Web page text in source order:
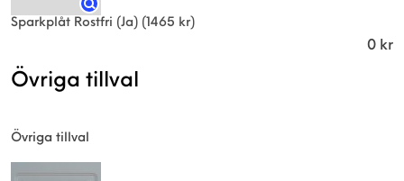
Sparkplåt Rostfri (Ja) (1465 kr)
0 kr
Övriga tillval
Övriga tillval